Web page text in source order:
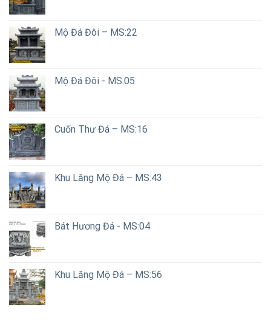
Mộ Đá Đôi – MS:22
Mộ Đá Đôi - MS:05
Cuốn Thư Đá – MS:16
Khu Lăng Mộ Đá – MS:43
Bát Hương Đá - MS:04
Khu Lăng Mộ Đá – MS:56